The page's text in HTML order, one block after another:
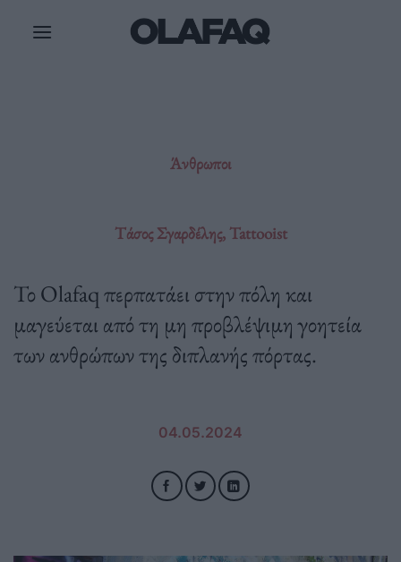
Άνθρωποι
Τάσος Σγαρδέλης, Tattooist
Το Olafaq περπατάει στην πόλη και
μαγεύεται από τη μη προβλέψιμη γοητεία
των ανθρώπων της διπλανής πόρτας.
04.05.2024